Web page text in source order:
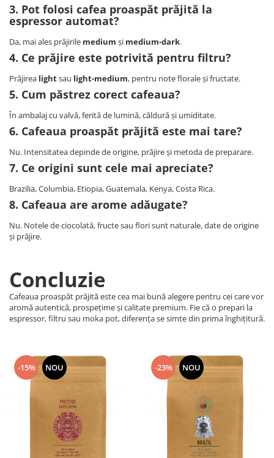
3. Pot folosi cafea proaspăt prăjită la
espressor automat?
Da, mai ales prăjirile medium și medium-dark.
4. Ce prăjire este potrivită pentru filtru?
Prăjirea lightsau light-medium, pentru note florale și fructate.
5. Cum păstrez corect cafeaua?
În ambalaj cu valvă, ferită de lumină, căldură și umiditate.
6. Cafeaua proaspăt prăjită este mai tare?
Nu. Intensitatea depinde de origine, prăjire și metoda de preparare.
7. Ce origini sunt cele mai apreciate?
Brazilia, Columbia, Etiopia, Guatemala, Kenya, Costa Rica.
8. Cafeaua are arome adăugate?
Nu. Notele de ciocolată, fructe sau flori sunt naturale, date de origine
și prăjire.
Concluzie
Cafeaua proaspăt prăjită este cea mai bună alegere pentru cei care vor
aromă autentică, prospețime și calitate premium. Fie că o prepari la
espressor, filtru sau moka pot, diferența se simte din prima înghițitură.
-15% NOU -23% NOU